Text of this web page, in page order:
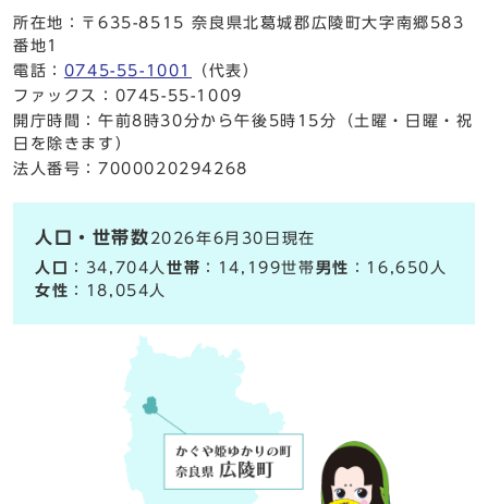
所在地：〒635-8515 奈良県北葛城郡広陵町大字南郷583
番地1
電話： 0745-55-1001
（代表）
ファックス：0745-55-1009
開庁時間：午前8時30分から午後5時15分（土曜・日曜・祝
日を除きます）
法人番号：7000020294268
人口・世帯数 2026年6月30日現在
人口
：34,704人世帯 ：14,199世帯男性 ：16,650人
女性 ：18,054人